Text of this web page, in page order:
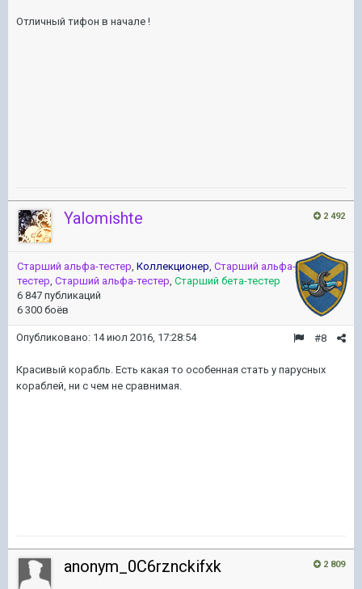
Отличный тифон в начале !
2 492
Yalomishte
Старший альфа-тестер, Коллекционер, Старший альфа-
тестер, Старший альфа-тестер, Старший бета-тестер
6 847 публикаций
6 300 боёв
#8
Опубликовано: 14 июл 2016, 17:28:54
Красивый корабль. Есть какая то особенная стать у парусных
кораблей, ни с чем не сравнимая.
2 809
anonym_0C6rznckifxk